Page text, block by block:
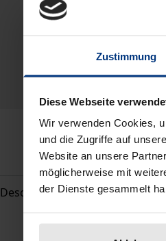
Zustimmung
Diese Webseite
Wir verwenden Cookies,
und die Zugriffe auf
Website an unsere
möglicherweise mit
der Dienste gesammelt
Description